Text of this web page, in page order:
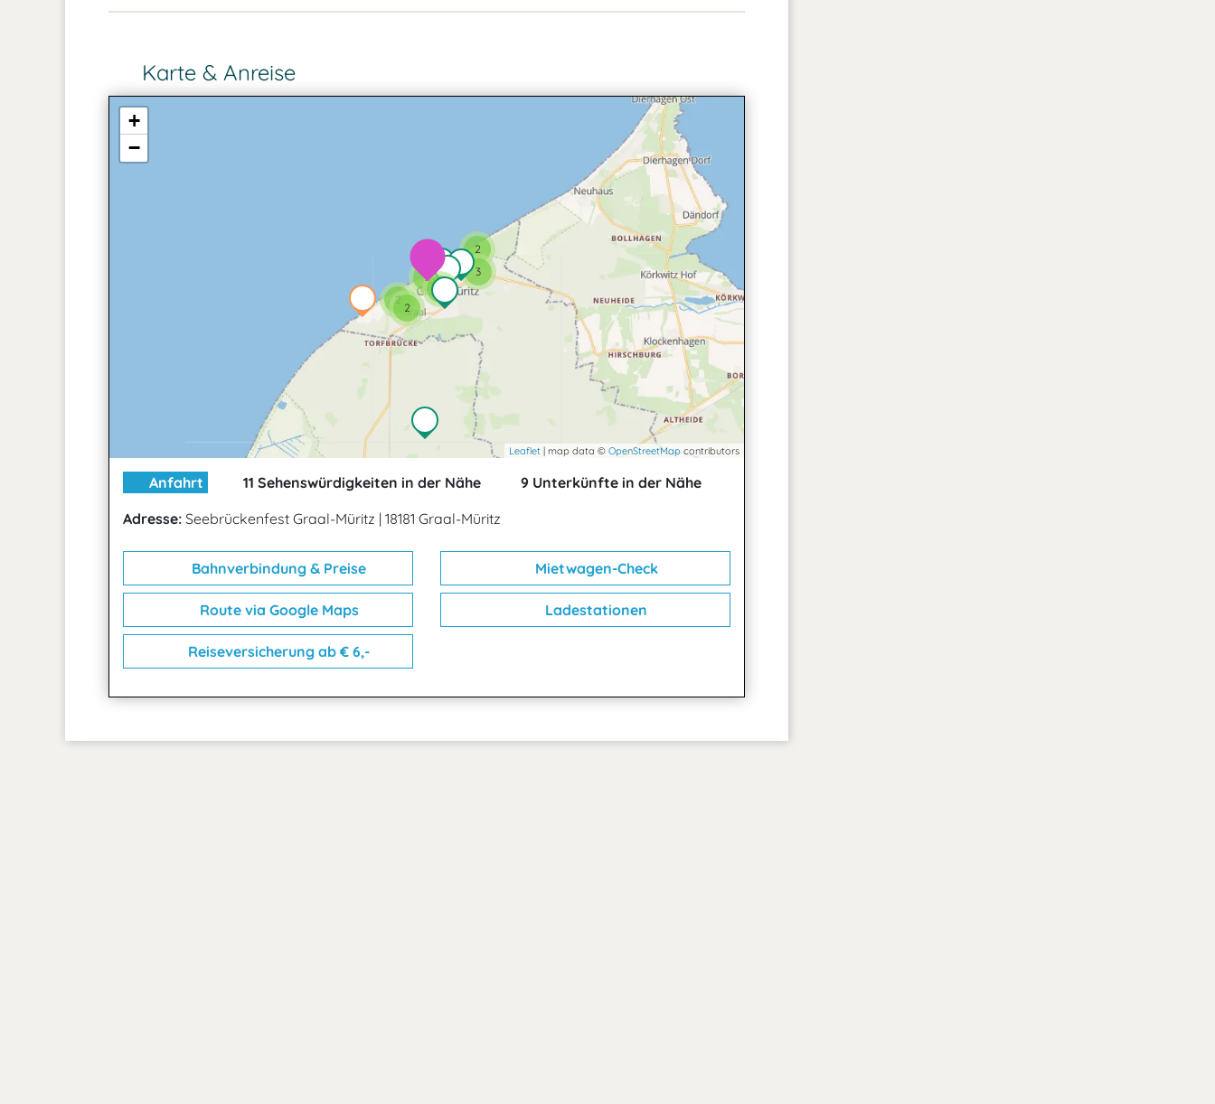
Karte & Anreise
2
3
2
2
2
+
−
Leaflet | map data © OpenStreetMap contributors
Anfahrt 11 Sehenswürdigkeiten in der Nähe
9 Unterkünfte in der Nähe
Adresse: Seebrückenfest Graal-Müritz | 18181 Graal-Müritz
Bahnverbindung & Preise Mietwagen-Check
Route via Google Maps Ladestationen
Reiseversicherung ab € 6,-